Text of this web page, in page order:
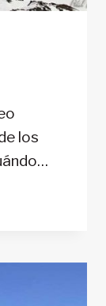
los